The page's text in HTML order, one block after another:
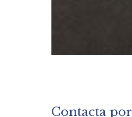
Contacta por